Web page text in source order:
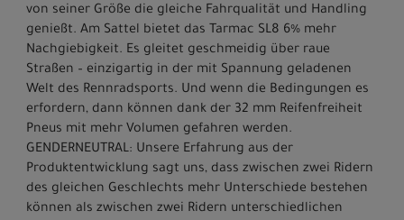
von seiner Größe die gleiche Fahrqualität und Handling
genießt. Am Sattel bietet das Tarmac SL8 6% mehr
Nachgiebigkeit. Es gleitet geschmeidig über raue
Straßen – einzigartig in der mit Spannung geladenen
Welt des Rennradsports. Und wenn die Bedingungen es
erfordern, dann können dank der 32 mm Reifenfreiheit
Pneus mit mehr Volumen gefahren werden.
GENDERNEUTRAL: Unsere Erfahrung aus der
Produktentwicklung sagt uns, dass zwischen zwei Ridern
des gleichen Geschlechts mehr Unterschiede bestehen
können als zwischen zwei Ridern unterschiedlichen